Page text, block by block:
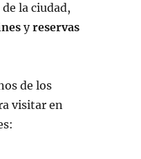
la ciudad,
yreservas
de los
visitar en